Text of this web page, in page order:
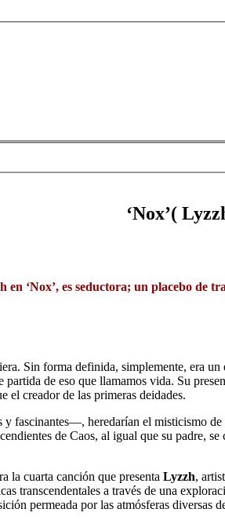
‘Nox’(
‘Nox’, es seductora; un placebo de
Sin forma definida, simplemente, era
de eso que llamamos vida. Su
el creador de las primeras deidades.
fascinantes―, heredarían el misticismo de
de Caos, al igual que su padre,
la cuarta canción que presenta Lyzzh,
transcendentales a través de una
permeada por las atmósferas diversas